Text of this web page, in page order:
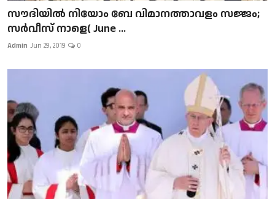
സൗദിയിൽ നിയോം ബേ വിമാനത്താവളം സജ്ജം;
സർവീസ് നാളെ( June ...
Admin Jun 29, 2019 0